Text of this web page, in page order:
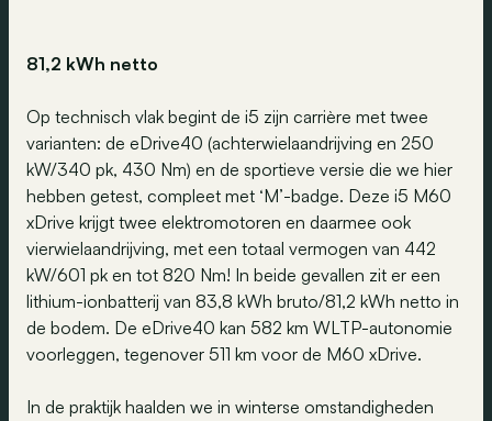
81,2 kWh netto
Op technisch vlak begint de i5 zijn carrière met twee
varianten: de eDrive40 (achterwielaandrijving en 250
kW/340 pk, 430 Nm) en de sportieve versie die we hier
hebben getest, compleet met ‘M’-badge. Deze i5 M60
xDrive krijgt twee elektromotoren en daarmee ook
vierwielaandrijving, met een totaal vermogen van 442
kW/601 pk en tot 820 Nm! In beide gevallen zit er een
lithium-ionbatterij van 83,8 kWh bruto/81,2 kWh netto in
de bodem. De eDrive40 kan 582 km WLTP-autonomie
voorleggen, tegenover 511 km voor de M60 xDrive.
In de praktijk haalden we in winterse omstandigheden